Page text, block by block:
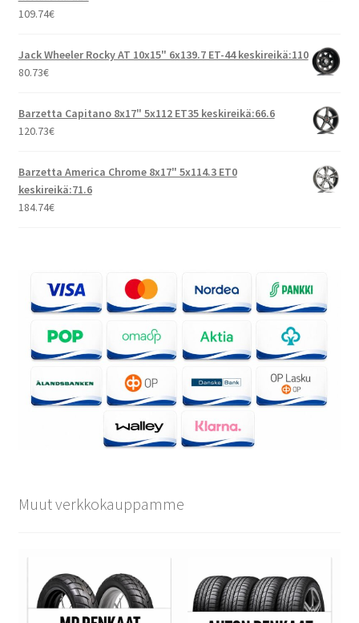
109.74€
Jack Wheeler Rocky AT 10x15" 6x139.7 ET-44 keskireikä:110
80.73€
Barzetta Capitano 8x17" 5x112 ET35 keskireikä:66.6
120.73€
Barzetta America Chrome 8x17" 5x114.3 ET0
keskireikä:71.6
184.74€
Muut verkkokauppamme